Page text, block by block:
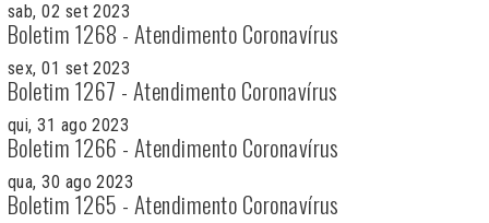
sab, 02 set 2023
Boletim 1268 - Atendimento Coronavírus
sex, 01 set 2023
Boletim 1267 - Atendimento Coronavírus
qui, 31 ago 2023
Boletim 1266 - Atendimento Coronavírus
qua, 30 ago 2023
Boletim 1265 - Atendimento Coronavírus